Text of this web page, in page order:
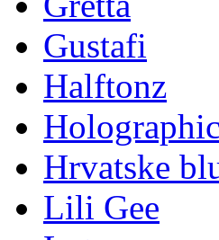
Gustafi
Halftonz
Hrvatske
Lili Gee